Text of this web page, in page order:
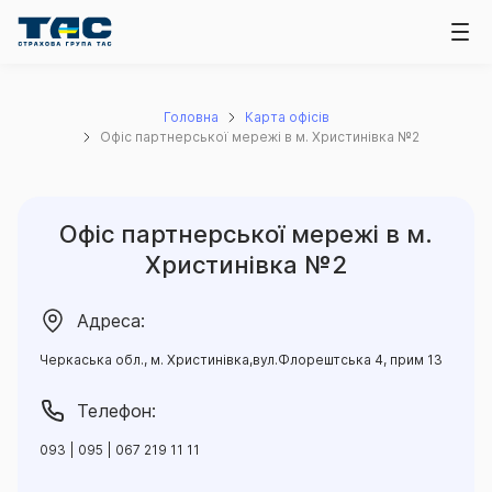
Головна
Карта офісів
Офіс партнерської мережі в м. Христинівка №2
Офіс партнерської мережі в м.
Христинівка №2
Адреса:
Черкаська обл., м. Христинівка,вул.Флорештська 4, прим 13
Телефон:
093 | 095 | 067 219 11 11